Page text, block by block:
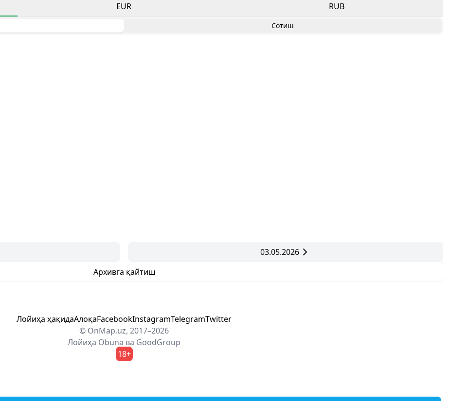
EUR RUB
Сотиш
03.05.2026
Архивга қайтиш
Лойиҳа ҳақидаАлоқаFacebookInstagramTelegramTwitter
© OnMap.uz, 2017–2026
Лойиҳа Obuna ва GoodGroup
18+